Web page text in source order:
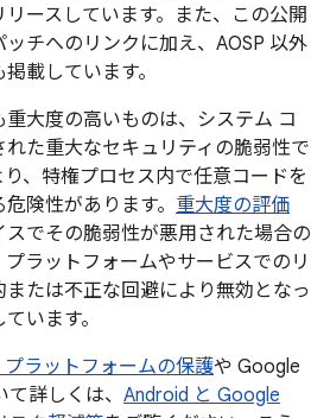
ースしています。また、この公開
チへのリンクに加え、AOSP 以外
載しています。
大度の高いものは、システム コ
た重大なセキュリティの脆弱性で
、特権プロセス内で任意コードを
険性があります。 重大度の評価
でその脆弱性が悪用された場合の
ラットフォームやサービスでのリ
たは不正な回避により無効となっ
います。
ラットフォームの保護や Google
詳しくは、 Android と Google